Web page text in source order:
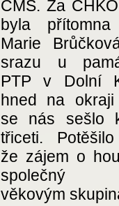
ČMS. Za
byla
Marie
srazu u
PTP v Dolní
hned na okraji
se nás sešlo
třiceti.
že zájem o
společný
věkovým